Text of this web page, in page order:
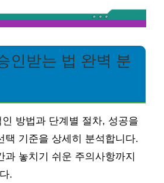
인받는 법 완벽 분
방법과 단계별 절차, 성공을
택 기준을 상세히 분석합니다.
과 놓치기 쉬운 주의사항까지
.